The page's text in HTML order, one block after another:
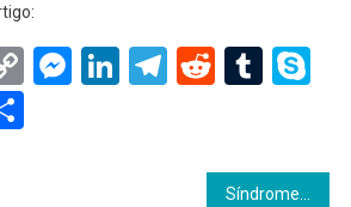
Copy
Link
Messenger
LinkedIn
Telegram
Reddit
Share